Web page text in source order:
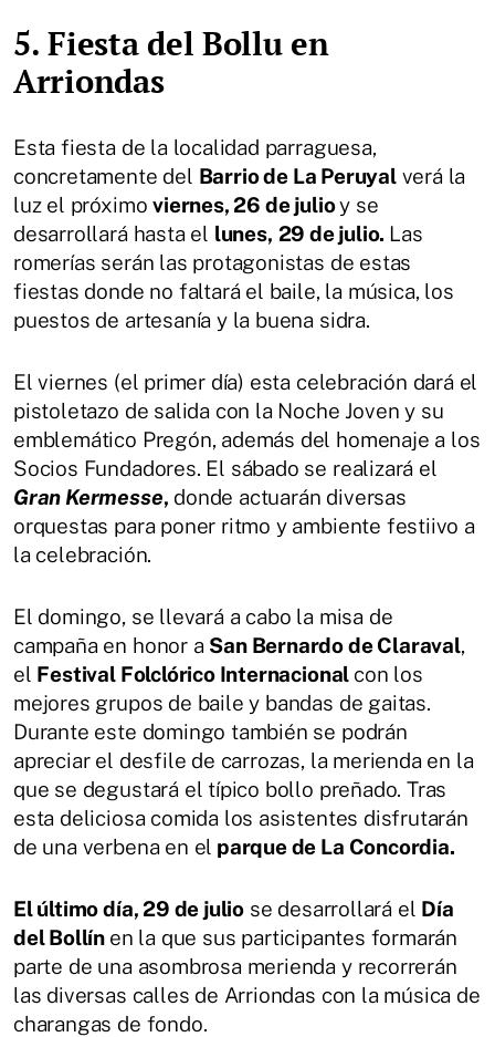
5. Fiesta del Bollu en
Arriondas
Esta fiesta de la localidad parraguesa,
concretamente del Barrio de La Peruyalverá la
luz el próximoviernes, 26 de julioy se
desarrollará hasta el lunes, 29 de julio. Las
romerías serán las protagonistas de estas
fiestas donde no faltará el baile, la música, los
puestos de artesanía y la buena sidra.
El viernes (el primer día) esta celebración dará el
pistoletazo de salida con la Noche Joven y su
emblemático Pregón, además del homenaje a los
Socios Fundadores. El sábado se realizará el
Gran Kermesse, donde actuarán diversas
orquestas para poner ritmo y ambiente festiivo a
la celebración.
El domingo, se llevará a cabo la misa de
campaña en honor a San Bernardo de Claraval,
el Festival Folclórico Internacional con los
mejores grupos de baile y bandas de gaitas.
Durante este domingo también se podrán
apreciar el desfile de carrozas, la merienda en la
que se degustará el típico bollo preñado. Tras
esta deliciosa comida los asistentes disfrutarán
de una verbena en el parque de La Concordia.
El último día, 29 de julio se desarrollará el Día
del Bollín en la que sus participantes formarán
parte de una asombrosa merienda y recorrerán
las diversas calles de Arriondas con la música de
charangas de fondo.